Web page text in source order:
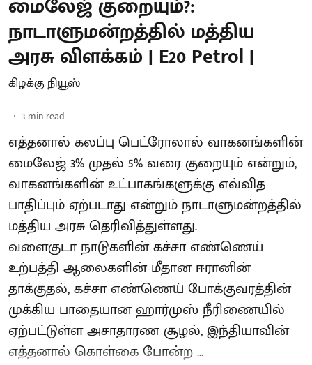
மைலேஜ் குறையும்?:
நாடாளுமன்றத்தில் மத்திய
அரசு விளக்கம் | E20 Petrol |
கிழக்கு நியூஸ்
3 min read
எத்தனால் கலப்பு பெட்ரோலால் வாகனங்களின்
மைலேஜ் 3% முதல் 5% வரை குறையும் என்றும்,
வாகனங்களின் உட்பாகங்களுக்கு எவ்வித
பாதிப்பும் ஏற்படாது என்றும் நாடாளுமன்றத்தில்
மத்திய அரசு தெரிவித்துள்ளது.
வளைகுடா நாடுகளின் கச்சா எண்ணெய்
உற்பத்தி ஆலைகளின் மீதான ஈரானின்
தாக்குதல், கச்சா எண்ணெய் போக்குவரத்தின்
முக்கிய பாதையான ஹார்முஸ் நீரிணையில்
ஏற்பட்டுள்ள அசாதாரண சூழல், இந்தியாவின்
எத்தனால் கொள்கை போன்ற ...